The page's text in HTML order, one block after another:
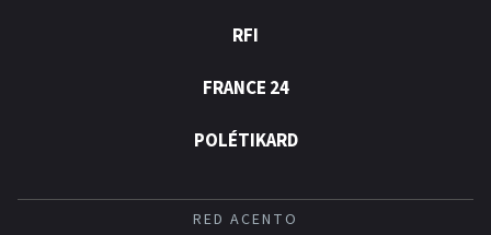
RFI
FRANCE 24
POLÉTIKARD
RED ACENTO